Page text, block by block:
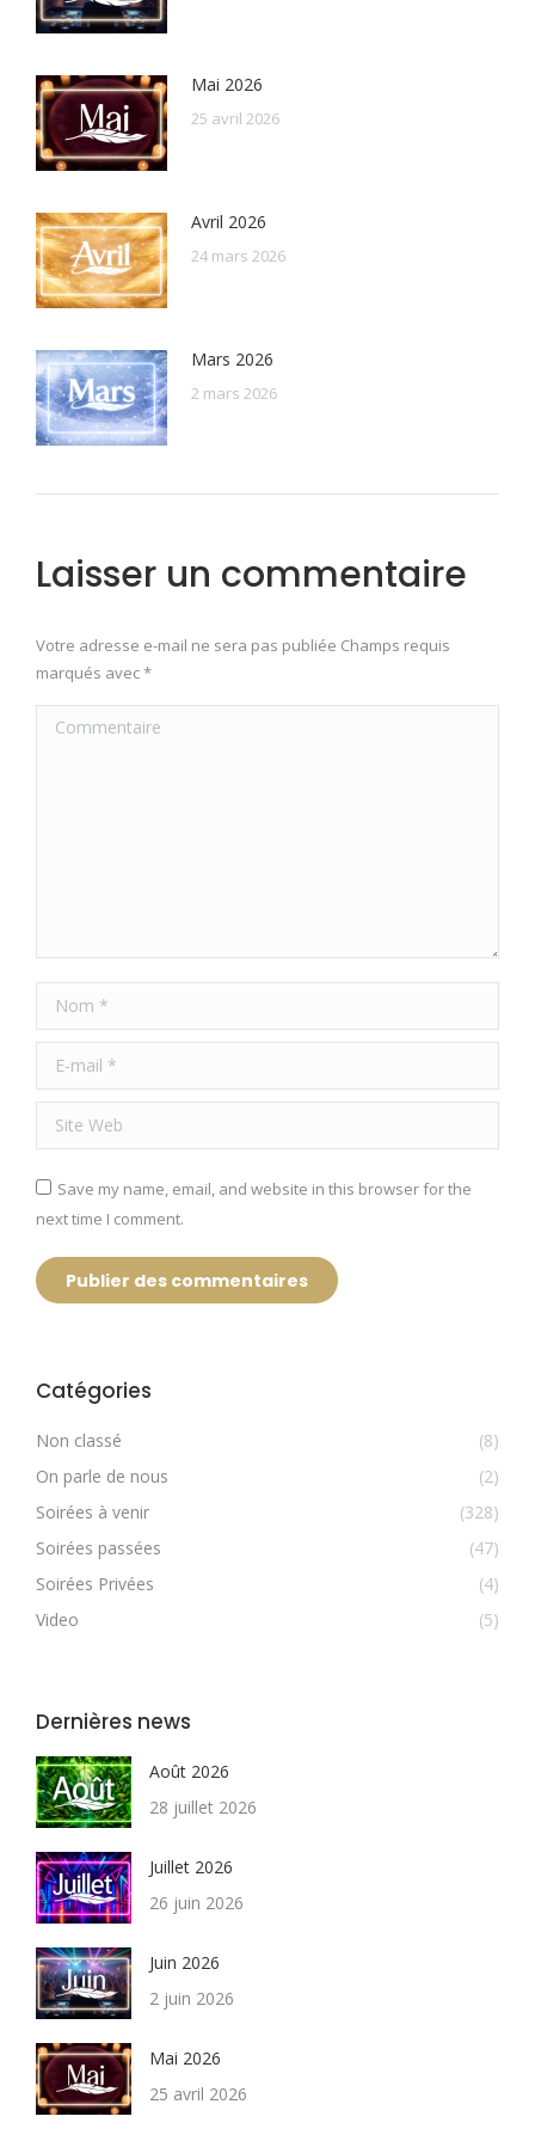
Mai 2026
25 avril 2026
Avril 2026
24 mars 2026
Mars 2026
2 mars 2026
Laisser un commentaire
Votre adresse e-mail ne sera pas publiée Champs requis
marqués avec*
Commentaire
Nom *
E-mail *
Site Web
Save my name, email, and website in this browser for the
next time I comment.
Publier des commentaires
Catégories
Non classé
(8)
On parle de nous
(2)
Soirées à venir
(328)
Soirées passées
(47)
Soirées Privées
(4)
Video
(5)
Dernières news
Août 2026
28 juillet 2026
Juillet 2026
26 juin 2026
Juin 2026
2 juin 2026
Mai 2026
25 avril 2026